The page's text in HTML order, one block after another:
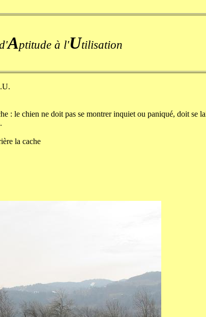
Aptitude à l'Utilisation
: le chien ne doit pas se montrer inquiet ou paniqué, doit se
la cache